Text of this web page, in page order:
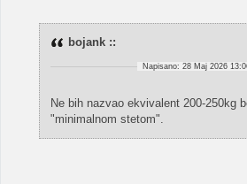
bojank ::
Napisano: 28 Maj 2026
Ne bih nazvao ekvivalent 200-250kg
"minimalnom stetom".